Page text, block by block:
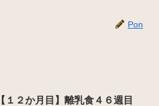
Pon
【１２か月目】離乳食４６週目